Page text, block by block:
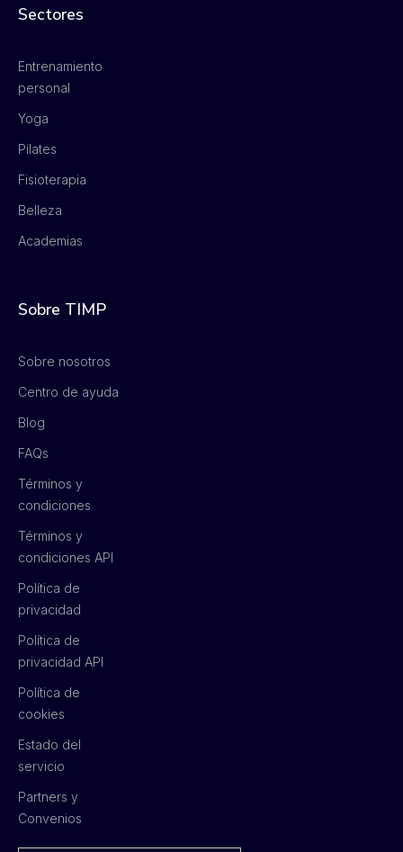
Sectores
Entrenamiento
personal
Yoga
Pilates
Fisioterapia
Belleza
Academias
Sobre TIMP
Sobre nosotros
Centro de ayuda
Blog
FAQs
Términos y
condiciones
Términos y
condiciones API
Política de
privacidad
Política de
privacidad API
Política de
cookies
Estado del
servicio
Partners y
Convenios